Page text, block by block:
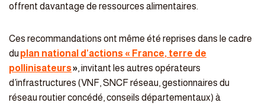
offrent davantage de ressources alimentaires.
Ces recommandations ont même été reprises dans le cadre
du plan national d’actions « France, terre de
pollinisateurs», invitant les autres opérateurs
d’infrastructures (VNF, SNCF réseau, gestionnaires du
réseau routier concédé, conseils départementaux) à